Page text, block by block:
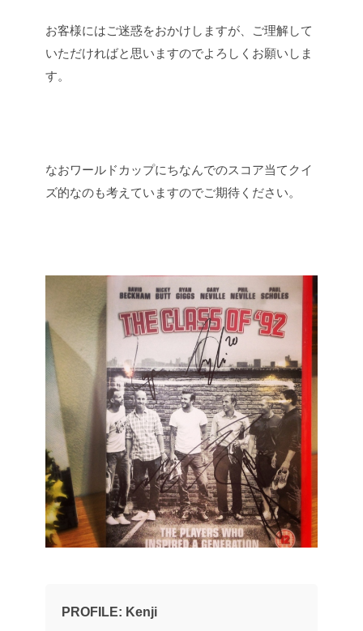
お客様にはご迷惑をおかけしますが、ご理解して
いただければと思いますのでよろしくお願いしま
す。
なおワールドカップにちなんでのスコア当てクイ
ズ的なのも考えていますのでご期待ください。
PROFILE: Kenji